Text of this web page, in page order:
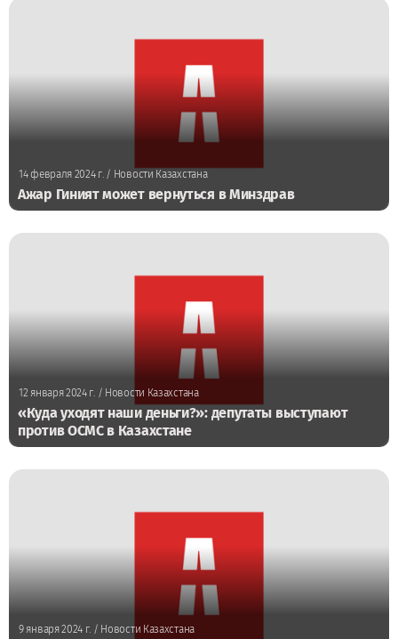
14 февраля 2024 г./ Новости Казахстана
Ажар Гиният может вернуться в Минздрав
12 января 2024 г./ Новости Казахстана
«Куда уходят наши деньги?»: депутаты выступают
против ОСМС в Казахстане
9 января 2024 г. / Новости Казахстана